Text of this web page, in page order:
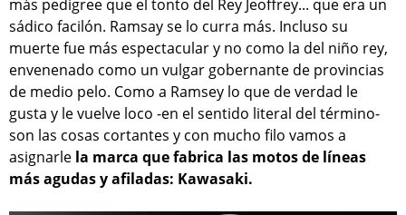
más pedigree que el tonto del Rey Jeoffrey... que era un
sádico facilón. Ramsay se lo curra más. Incluso su
muerte fue más espectacular y no como la del niño rey,
envenenado como un vulgar gobernante de provincias
de medio pelo. Como a Ramsey lo que de verdad le
gusta y le vuelve loco -en el sentido literal del término-
son las cosas cortantes y con mucho filo vamos a
asignarle la marca que fabrica las motos de líneas
más agudas y afiladas: Kawasaki.